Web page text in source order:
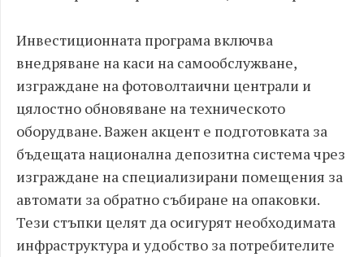
Инвестиционната програма включва
внедряване на каси на самообслужване,
изграждане на фотоволтаични централи и
цялостно обновяване на техническото
оборудване. Важен акцент е подготовката за
бъдещата национална депозитна система чрез
изграждане на специализирани помещения за
автомати за обратно събиране на опаковки.
Тези стъпки целят да осигурят необходимата
инфраструктура и удобство за потребителите